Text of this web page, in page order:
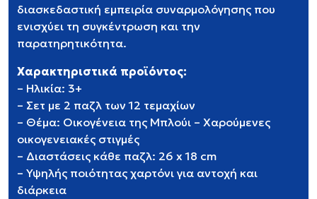
διασκεδαστική εμπειρία συναρμολόγησης που
ενισχύει τη συγκέντρωση και την
παρατηρητικότητα.
Χαρακτηριστικά προϊόντος:
– Ηλικία: 3+
– Σετ με 2 παζλ των 12 τεμαχίων
– Θέμα: Οικογένεια της Μπλούι – Χαρούμενες
οικογενειακές στιγμές
– Διαστάσεις κάθε παζλ: 26 x 18 cm
– Υψηλής ποιότητας χαρτόνι για αντοχή και
διάρκεια